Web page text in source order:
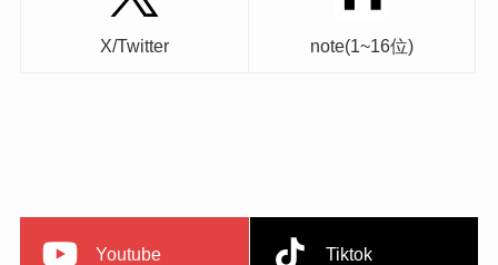
X/Twitter note(1~16位)
Youtube Tiktok